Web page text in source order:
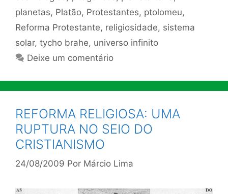
planetas, Platão, Protestantes, ptolomeu,
Reforma Protestante, religiosidade, sistema
solar, tycho brahe, universo infinito
Deixe um comentário
REFORMA RELIGIOSA: UMA
RUPTURA NO SEIO DO
CRISTIANISMO
24/08/2009 Por Márcio Lima